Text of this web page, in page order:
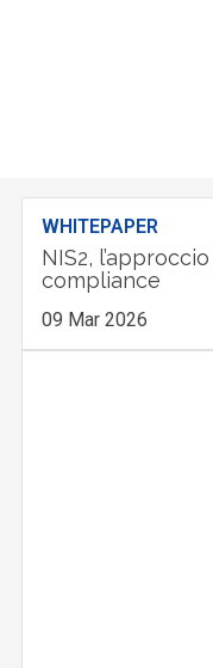
WHITEPAPER
NIS2,
compliance
09 Mar 2026